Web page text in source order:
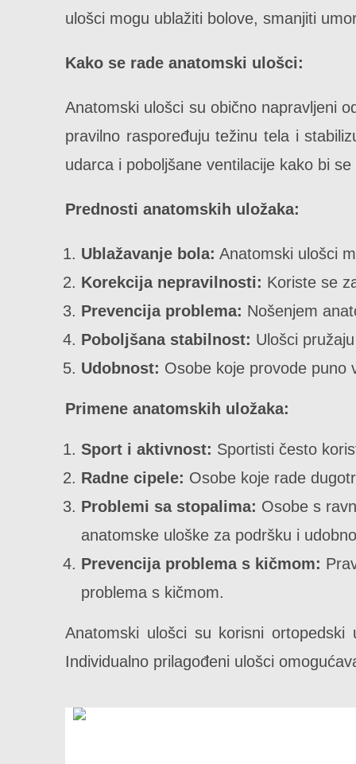
ulošci mogu ublažiti bolove, smanjiti
Kako se rade anatomski ulošci:
Anatomski ulošci su obično napravljeni
pravilno raspoređuju težinu tela i
udarca i poboljšane ventilacije kako bi
Prednosti anatomskih uložaka:
Ublažavanje bola: Anatomski ulošci
Korekcija nepravilnosti: Koriste se
Prevencija problema: Nošenjem
Poboljšana stabilnost: Ulošci
Udobnost: Osobe koje provode puno
Primene anatomskih uložaka:
Sport i aktivnost: Sportisti često
Radne cipele: Osobe koje rade
Problemi sa stopalima: Osobe s
anatomske uloške za podršku i
Prevencija problema s kičmom:
problema s kičmom.
Anatomski ulošci su korisni ortopedski
Individualno prilagođeni ulošci